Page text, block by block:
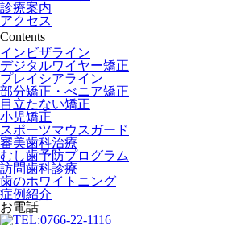
診療案内
アクセス
Contents
インビザライン
デジタルワイヤー矯正
プレイシアライン
部分矯正・べニア矯正
目立たない矯正
小児矯正
スポーツマウスガード
審美歯科治療
むし歯予防プログラム
訪問歯科診療
歯のホワイトニング
症例紹介
お電話